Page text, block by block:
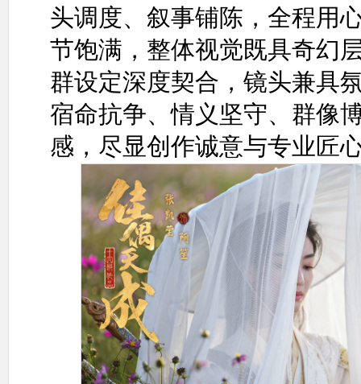
头调度、叙事铺陈，全程用
节饱满，整体视觉既具奇幻
群设定深度契合，镜头兼具
宿命抗争、情义坚守、群像
感，尽显创作诚意与专业匠